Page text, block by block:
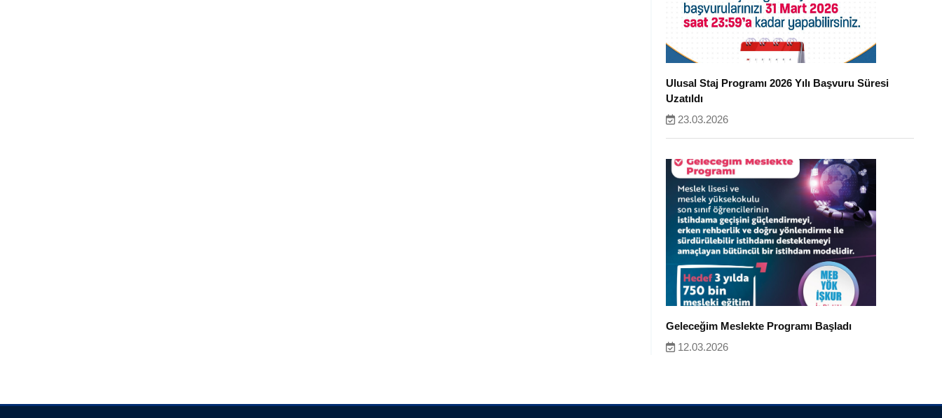
Ulusal Staj Programı 2026 Yılı Başvuru Süresi
Uzatıldı
23.03.2026
Geleceğim Meslekte Programı Başladı
12.03.2026